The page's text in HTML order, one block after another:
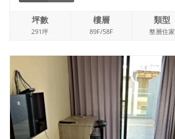
坪數
291坪
樓層
89F/58F
類型
整層住家